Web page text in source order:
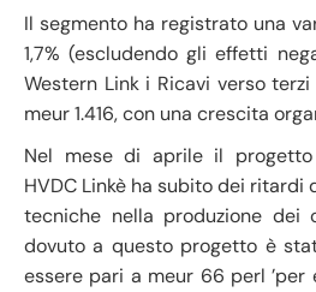
Il segmento ha registrato una
1,7% (escludendo gli effetti
Western Link i Ricavi verso
meur 1.416, con una crescita
Nel mese di aprile il progetto
HVDC Linkè ha subito dei
tecniche nella produzione dei
dovuto a questo progetto è
essere pari a meur 66 perl ’per